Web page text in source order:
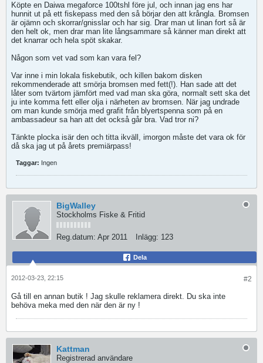
Köpte en Daiwa megaforce 100tshl före jul, och innan jag ens har
hunnit ut på ett fiskepass med den så börjar den att krångla. Bromsen
är ojämn och skorrar/gnisslar och har sig. Drar man ut linan fort så är
den helt ok, men drar man lite långsammare så känner man direkt att
det knarrar och hela spöt skakar.
Någon som vet vad som kan vara fel?
Var inne i min lokala fiskebutik, och killen bakom disken
rekommenderade att smörja bromsen med fett(!). Han sade att det
låter som tvärtom jämfört med vad man ska göra, normalt sett ska det
ju inte komma fett eller olja i närheten av bromsen. När jag undrade
om man kunde smörja med grafit från blyertspenna som på en
ambassadeur sa han att det också går bra. Vad tror ni?
Tänkte plocka isär den och titta ikväll, imorgon måste det vara ok för
då ska jag ut på årets premiärpass!
Taggar: Ingen
BigWalley
Stockholms Fiske & Fritid
Reg.datum: Apr 2011 Inlägg: 123
Dela
#2
2012-03-23, 22:15
Gå till en annan butik ! Jag skulle reklamera direkt. Du ska inte
behöva meka med den när den är ny !
Kattman
Registrerad användare